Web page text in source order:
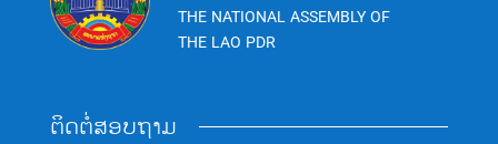
THE NATIONAL ASSEMBLY OF
THE LAO PDR
ຕິດຕໍ່ສອບຖາມ